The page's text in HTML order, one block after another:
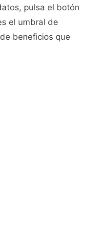
pulsa el botón
el umbral de
beneficios que